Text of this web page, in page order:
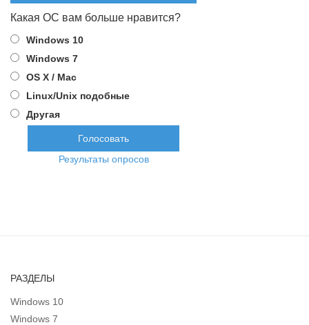
Какая ОС вам больше нравится?
Windows 10
Windows 7
OS X / Mac
Linux/Unix подобные
Другая
Результаты опросов
РАЗДЕЛЫ
Windows 10
Windows 7